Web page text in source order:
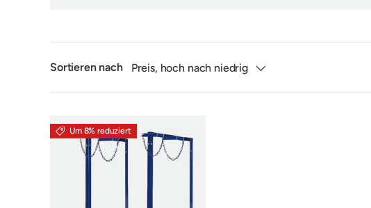
Sortieren nach Preis, hoch nach niedrig
Um 8% reduziert